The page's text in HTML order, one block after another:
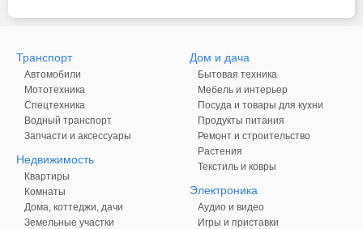
Транспорт
Автомобили
Мототехника
Спецтехника
Водный транспорт
Запчасти и аксессуары
Недвижимость
Квартиры
Комнаты
Дома, коттеджи, дачи
Земельные участки
Дом и дача
Бытовая техника
Мебель и интерьер
Посуда и товары для кухни
Продукты питания
Ремонт и строительство
Растения
Текстиль и ковры
Электроника
Аудио и видео
Игры и приставки